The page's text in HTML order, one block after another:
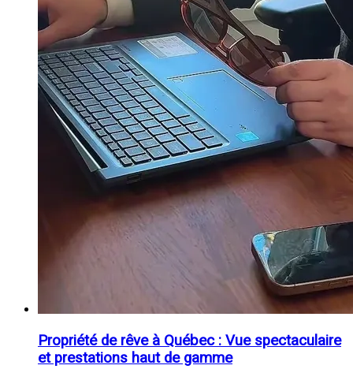
Propriété de rêve à Québec : Vue spectaculaire
et prestations haut de gamme